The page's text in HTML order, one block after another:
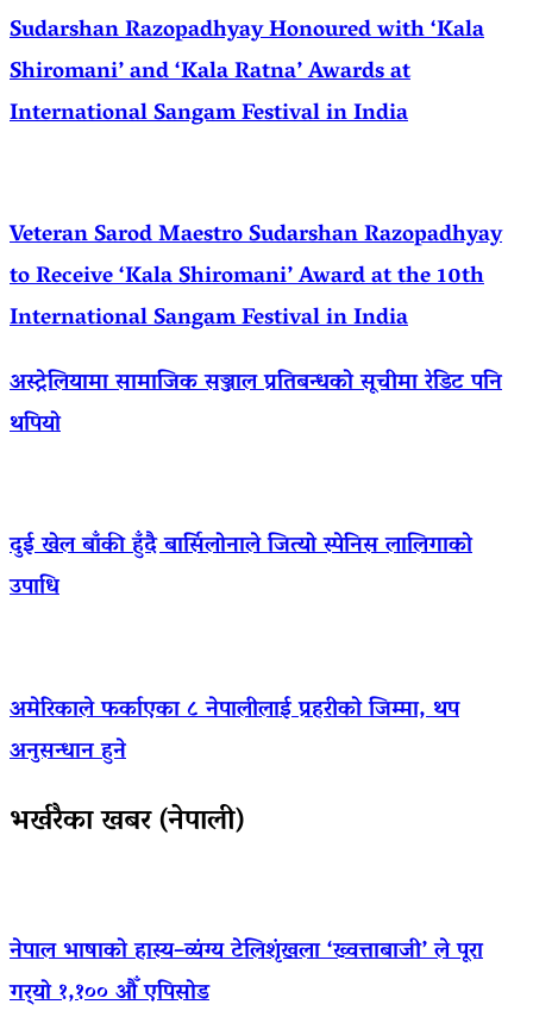
Sudarshan Razopadhyay Honoured with ‘Kala
Shiromani’ and ‘Kala Ratna’ Awards at
International Sangam Festival in India
Veteran Sarod Maestro Sudarshan Razopadhyay
to Receive ‘Kala Shiromani’ Award at the 10th
International Sangam Festival in India
अस्ट्रेलियामा सामाजिक सञ्जाल प्रतिबन्धको सूचीमा रेडिट पनि
थपियो
दुई खेल बाँकी हुँदै बार्सिलोनाले जित्यो स्पेनिस लालिगाको
उपाधि
अमेरिकाले फर्काएका ८ नेपालीलाई प्रहरीको जिम्मा, थप
अनुसन्धान हुने
भर्खरैका खबर (नेपाली)
नेपाल भाषाको हास्य–व्यंग्य टेलिशृंखला ‘ख्वत्ताबाजी’ ले पूरा
गर्‍यो १,१०० औँ एपिसोड